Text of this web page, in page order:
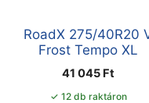
RoadX 275/40R20
Frost Tempo XL
41 045 Ft
✓ 12 db raktáron